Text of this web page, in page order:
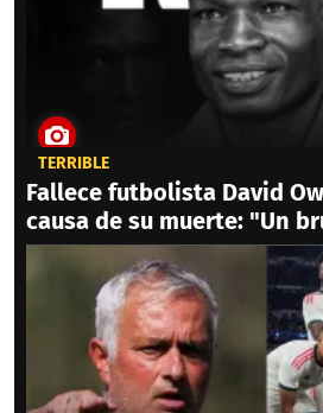
TERRIBLE
Fallece futbolista David
causa de su muerte: "Un